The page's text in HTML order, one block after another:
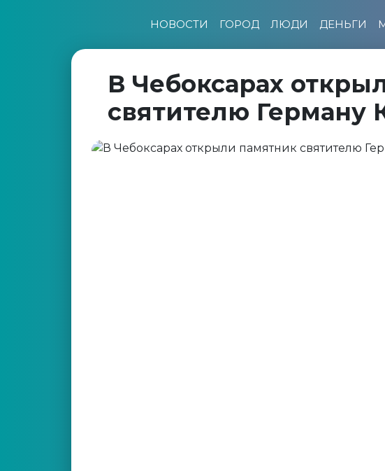
НОВОСТИ ГОРОД ЛЮДИ ДЕНЬГИ
В Чебоксарах
святителю Герману